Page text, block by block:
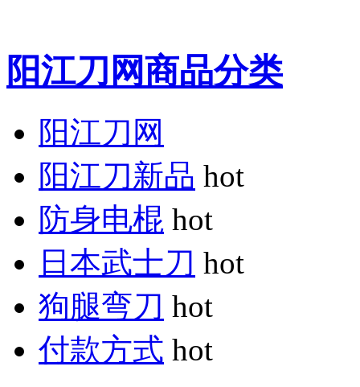
阳江刀网商品分类
阳江刀网
阳江刀新品 hot
防身电棍 hot
日本武士刀 hot
狗腿弯刀 hot
付款方式 hot